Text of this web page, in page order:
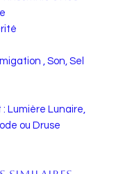
, Son, Sel
Lumière Lunaire,
ou Druse